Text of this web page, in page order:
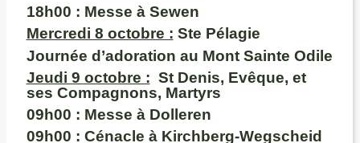
18h00 : Messe à Sewen
Mercredi 8 octobre : Ste Pélagie
Journée d’adoration au Mont Sainte Odile
Jeudi 9 octobre : St Denis, Evêque, et
ses Compagnons, Martyrs
09h00 : Messe à Dolleren
09h00 : Cénacle à Kirchberg-Wegscheid